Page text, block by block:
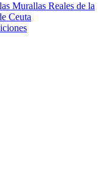
Murallas Reales de la
Ceuta